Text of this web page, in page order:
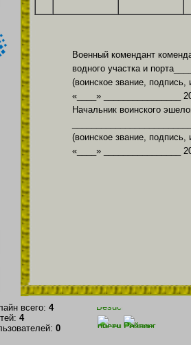
Военный комендант
водного участка и
(воинское звание,
«____» ________________
Начальник воинского
(воинское звание,
«____» ________________
всего: 4
4
0